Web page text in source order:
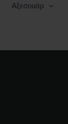
Αξεσουάρ